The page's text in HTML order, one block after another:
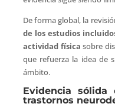
De forma global, la
de los estudios
actividad física sobre
que refuerza la idea de
ámbito.
Evidencia sólida
trastornos